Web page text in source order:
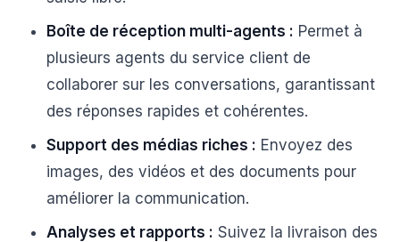
Boîte de réception multi-agents : Permet à
plusieurs agents du service client de
collaborer sur les conversations, garantissant
des réponses rapides et cohérentes.
Support des médias riches : Envoyez des
images, des vidéos et des documents pour
améliorer la communication.
Analyses et rapports : Suivez la livraison des